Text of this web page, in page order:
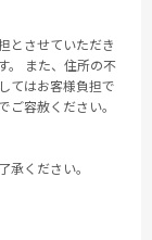
とさせていただき
。 また、住所の不
てはお客様負担で
ご容赦ください。
承ください。